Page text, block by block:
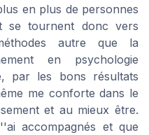
en plus de personnes
se tournent donc vers
autre que la
en psychologie
par les bons résultats
me conforte dans le
et au mieux être.
accompagnés et que